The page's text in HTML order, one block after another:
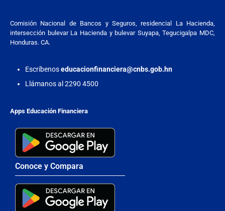
Comisión Nacional de Bancos y Seguros, residencial La Hacienda,
intersección bulevar La Hacienda y bulevar Suyapa, Tegucigalpa MDC,
Honduras. CA.
Escríbenoseducacionfinanciera@cnbs.gob.hn
Llámanos al 2290 4500
Apps Educación Financiera
Conoce y Compara